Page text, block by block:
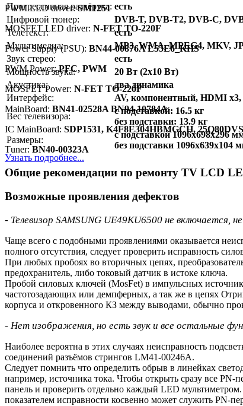
Прогрессивная развёртка: есть
Цифровой тюнер:
DVB-T, DVB-T2, DVB-C,
Телетекст:
есть
Мультимедиа:
MP3, WMA, MPEG4, MKV,
Звук стерео:
есть
Мощность звука:
20 Вт (2x10 Вт)
Акустика:
два динамика
Интерфейс:
AV, компонентный, HDMI
Вес телевизора:
с подставкой: 16.5 кг
без подставки: 13.9 кг
Размеры:
с подставкой 1096x698x296
без подставки 1096x639x104
Узнать подробнее...
PWM LED driver:SM1251
MOSFET LED driver: N-FET TO-220F
Power Supply (PSU): BN44-00876A L55E6_KHS
PWM Power:PFC, PWM
MOSFET Power: N-FET TO-220F
MainBoard: BN41-02528A BN94-10784A
IC MainBoard: SDP1531, K4F8E304HBMGCH,
Тuner: BN40-00323A
Общие рекомендации по ремонту TV LCD
Возможные проявления дефектов
- Телевизор SAMSUNG UE49KU6500 не включается,
Чаще всего с подобными проявлениями оказывается
полного отсутствия, следует проверить исправность
При любых пробоях во вторичных цепях,
предохранитель, либо токовый датчик в истоке ключа.
Пробой силовых ключей (MosFet) в импульсных
частотозадающих или демпферных, а так же в цепях
корпуса и откровенного КЗ между выводами, обычно
- Нет изображения, но есть звук и все остальные
Наиболее вероятна в этих случаях неисправность
соединений разъёмов стрингов LM41-00246A.
Следует помнить что определить обрыв в линейках
например, источника тока. Чтобы открыть сразу все PN-
панель и проверить отдельно каждый LED
показателем исправности косвенно может служить PN-